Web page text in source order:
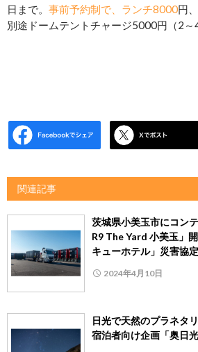
日まで。 事前予約制で、ランチ8000円
別途ドームテントチャージ5000円（2～
関連記事
茨城県小美玉市にコン
R9 The Yard 小美玉」
キューホテル」災害協
2024年4月10日
日光で天然のプラネタ
宿泊者向け企画「奥日